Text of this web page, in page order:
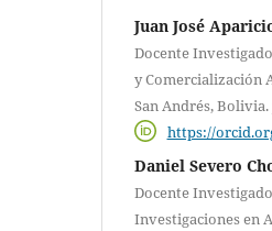
Juan José
Docente
y Comercialización
San Andrés,
https://
Daniel Severo
Docente
Investigaciones en